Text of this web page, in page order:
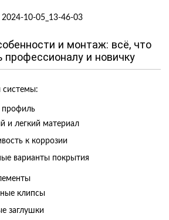
и монтаж: всё, что
профессионалу и новичку
системы:
и легкий материал
к коррозии
варианты покрытия
клипсы
заглушки